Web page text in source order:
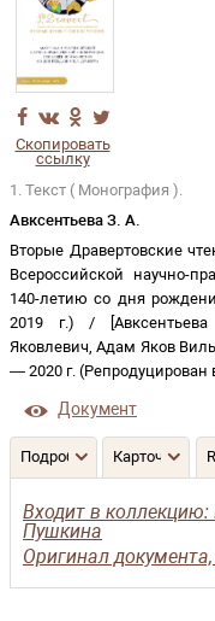
Скопировать
ссылку
1. Текст ( Монография ).
Авксентьева З. А.
Вторые Дравертовские
Всероссийской научно-
140-летию со дня
2019 г.)
/
Яковлевич, Адам Яков
— 2020 г. (Репродуцирован
Документ
Подробнее Карточка
Входит в
Пушкина
Оригинал